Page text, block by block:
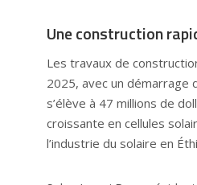
Une construction
Les travaux de
2025, avec un démarrage
s’élève à 47 millions de
croissante en cellules
l’industrie du solaire en